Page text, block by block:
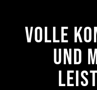
Volle
und